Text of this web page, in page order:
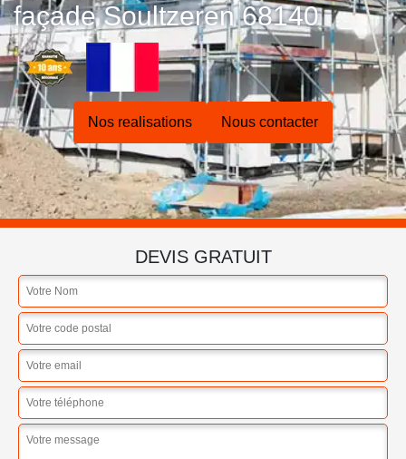
façade Soultzeren 68140
Nos realisations Nous contacter
DEVIS GRATUIT